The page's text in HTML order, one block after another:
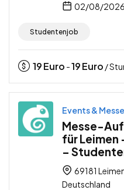
02/08/2026
Studentenjob
19Euro -19Euro /
Events &
Messe-
für Leimen
–
69181
Deutschland